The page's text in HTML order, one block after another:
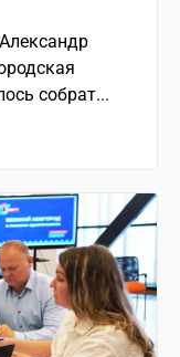
собрат...